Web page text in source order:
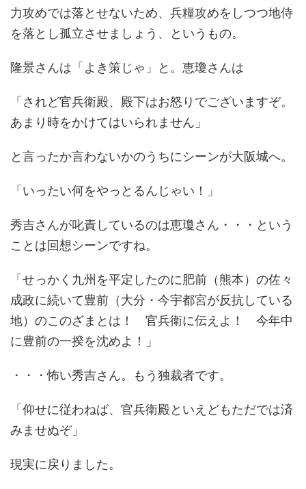
力攻めでは落とせないため、兵糧攻めをしつつ地侍
を落とし孤立させましょう、というもの。
隆景さんは「よき策じゃ」と。恵瓊さんは
「されど官兵衛殿、殿下はお怒りでございますぞ。
あまり時をかけてはいられません」
と言ったか言わないかのうちにシーンが大阪城へ。
「いったい何をやっとるんじゃい！」
秀吉さんが叱責しているのは恵瓊さん・・・という
ことは回想シーンですね。
「せっかく九州を平定したのに肥前（熊本）の佐々
成政に続いて豊前（大分・今宇都宮が反抗している
地）のこのざまとは！ 官兵衛に伝えよ！ 今年中
に豊前の一揆を沈めよ！」
・・・怖い秀吉さん。もう独裁者です。
「仰せに従わねば、官兵衛殿といえどもただでは済
みませぬぞ」
現実に戻りました。